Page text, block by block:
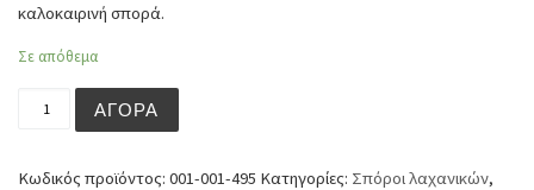
καλοκαιρινή σπορά.
Σε απόθεμα
ΑΓΟΡΆ
Κωδικός προϊόντος: 001-001-495 Κατηγορίες: Σπόροι λαχανικών,